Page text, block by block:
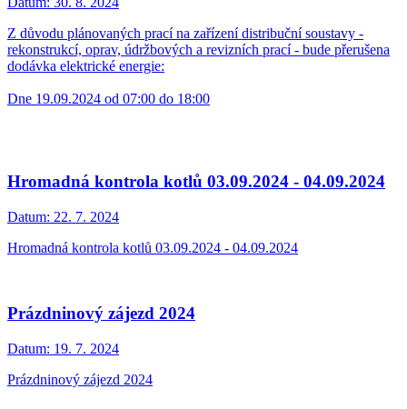
Z důvodu plánovaných prací na zařízení distribuční soustavy -
rekonstrukcí, oprav, údržbových a revizních prací - bude přerušena
dodávka elektrické energie:
Dne 19.09.2024 od 07:00 do 18:00
Hromadná kontrola kotlů 03.09.2024 - 04.09.2024
Datum: 22. 7. 2024
Hromadná kontrola kotlů 03.09.2024 - 04.09.2024
Prázdninový zájezd 2024
Datum: 19. 7. 2024
Prázdninový zájezd 2024